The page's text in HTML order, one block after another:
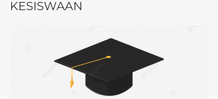
KESISWAAN